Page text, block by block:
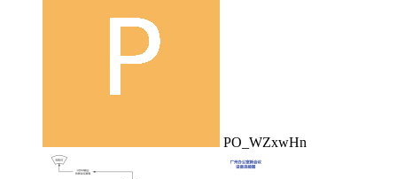
PO_WZxwHn